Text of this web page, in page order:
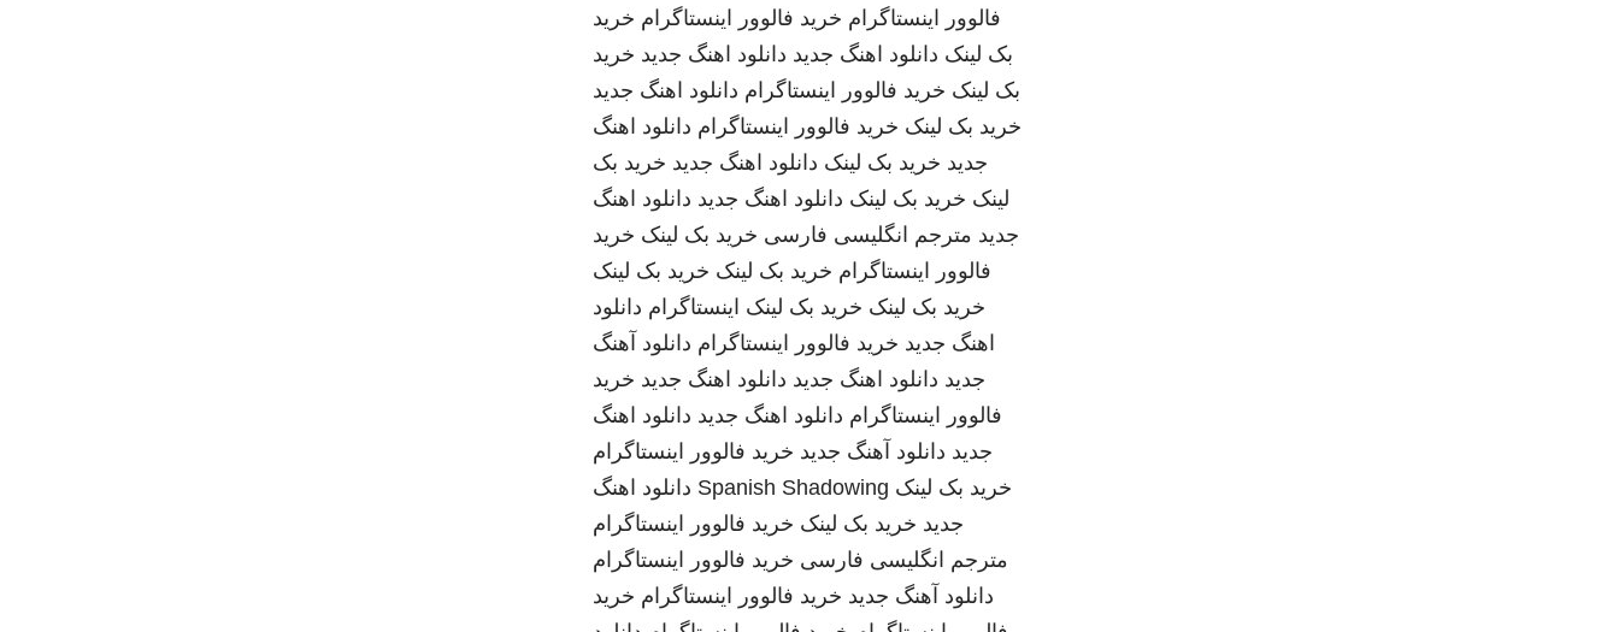
فالوور اینستاگرام خرید فالوور اینستاگرام خرید
بک لینک دانلود اهنگ جدید دانلود اهنگ جدید خرید
بک لینک خرید فالوور اینستاگرام دانلود اهنگ جدید
خرید بک لینک خرید فالوور اینستاگرام دانلود اهنگ
جدید خرید بک لینک دانلود اهنگ جدید خرید بک
لینک خرید بک لینک دانلود اهنگ جدید دانلود اهنگ
جدید مترجم انگلیسی فارسی خرید بک لینک خرید
فالوور اینستاگرام خرید بک لینک خرید بک لینک
خرید بک لینک خرید بک لینک اینستاگرام دانلود
اهنگ جدید خرید فالوور اینستاگرام دانلود آهنگ
جدید دانلود اهنگ جدید دانلود اهنگ جدید خرید
فالوور اینستاگرام دانلود اهنگ جدید دانلود اهنگ
جدید دانلود آهنگ جدید خرید فالوور اینستاگرام
خرید بک لینک Spanish Shadowing دانلود اهنگ
جدید خرید بک لینک خرید فالوور اینستاگرام
مترجم انگلیسی فارسی خرید فالوور اینستاگرام
دانلود آهنگ جدید خرید فالوور اینستاگرام خرید